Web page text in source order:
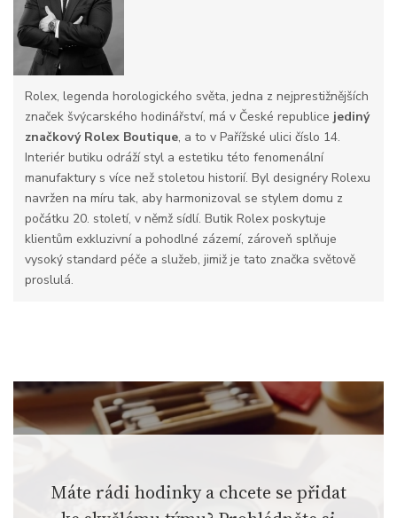
Rolex, legenda horologického světa, jedna z nejprestižnějších
značek švýcarského hodinářství, má v České republice jediný
značkový Rolex Boutique, a to v Pařížské ulici číslo 14.
Interiér butiku odráží styl a estetiku této fenomenální
manufaktury s více než stoletou historií. Byl designéry Rolexu
navržen na míru tak, aby harmonizoval se stylem domu z
počátku 20. století, v němž sídlí. Butik Rolex poskytuje
klientům exkluzivní a pohodlné zázemí, zároveň splňuje
vysoký standard péče a služeb, jimiž je tato značka světově
proslulá.
Máte rádi hodinky a chcete se přidat